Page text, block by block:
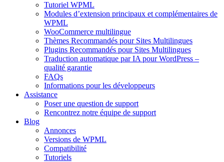
Tutoriel WPML
Modules d’extension principaux et complémentaires de
WPML
WooCommerce multilingue
Thèmes Recommandés pour Sites Multilingues
Plugins Recommandés pour Sites Multilingues
Traduction automatique par IA pour WordPress –
qualité garantie
FAQs
Informations pour les développeurs
Assistance
Poser une question de support
Rencontrez notre équipe de support
Blog
Annonces
Versions de WPML
Compatibilité
Tutoriels